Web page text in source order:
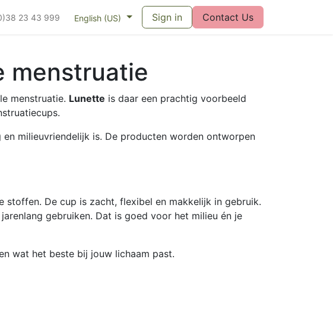
Kieswijzer maandverband Vragen over menstruatiecups
23 43 999 English (US) Sign in Contact Us
menstruatie
menstruatie. Lunette is daar een prachtig voorbeeld
milieuvriendelijk is. De producten worden ontworpen
stoffen. De cup is zacht, flexibel en makkelijk in gebruik.
gebruiken. Dat is goed voor het milieu én je
wat het beste bij jouw lichaam past.